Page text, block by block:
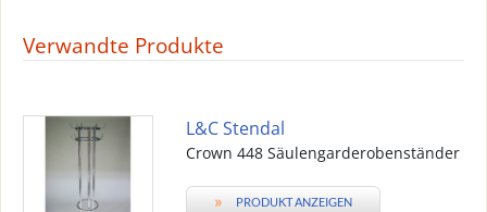
Verwandte Produkte
L&C Stendal
Crown 448 Säulengarderobenständer
» PRODUKT ANZEIGEN